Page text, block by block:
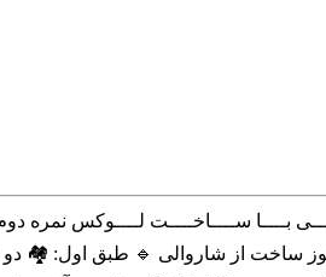
ساخت از شاروالی 🔹 طبق اول: 🏘 دو